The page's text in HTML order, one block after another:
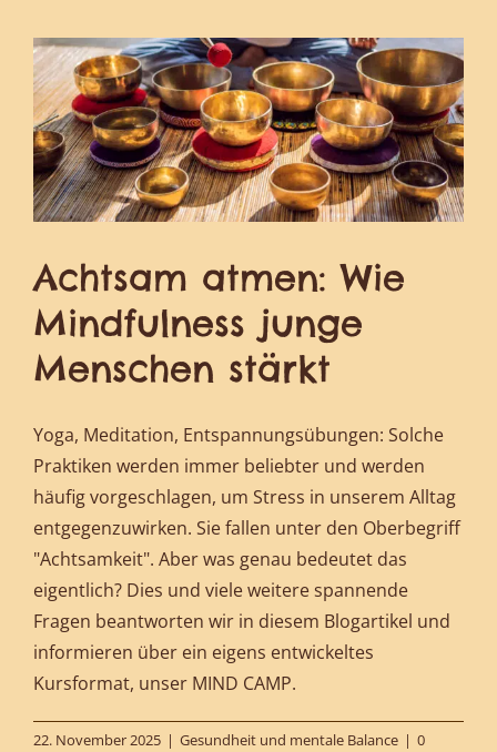
Achtsam atmen: Wie
Mindfulness junge
Menschen stärkt
Yoga, Meditation, Entspannungsübungen: Solche
Praktiken werden immer beliebter und werden
häufig vorgeschlagen, um Stress in unserem Alltag
entgegenzuwirken. Sie fallen unter den Oberbegriff
"Achtsamkeit". Aber was genau bedeutet das
eigentlich? Dies und viele weitere spannende
Fragen beantworten wir in diesem Blogartikel und
informieren über ein eigens entwickeltes
Kursformat, unser MIND CAMP.
22. November 2025 | Gesundheit und mentale Balance | 0